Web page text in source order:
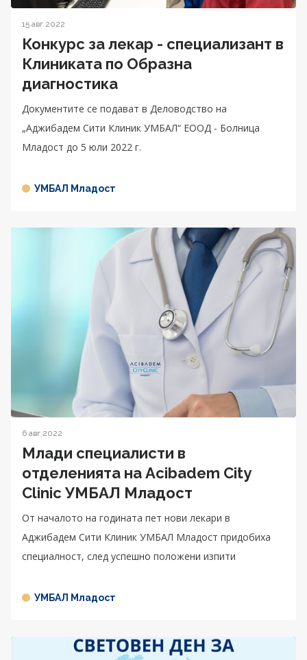
15 авг 2022
Конкурс за лекар - специализант в
Клиниката по Образна
диагностика
Документите се подават в Деловодство на
„Аджибадем Сити Клиник УМБАЛ“ ЕООД - Болница
Младост до 5 юли 2022 г.
УМБАЛ Младост
6 авг 2022
Млади спeциалисти в
отделенията на Acibadem City
Clinic УМБАЛ Младост
От началото на годината пет нови лекари в
Аджибадем Сити Клиник УМБАЛ Младост придобиха
специалност, след успешно положени изпити
УМБАЛ Младост